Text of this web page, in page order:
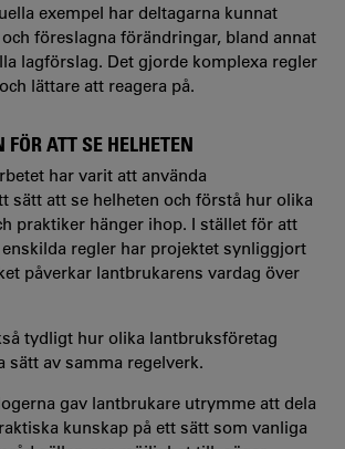
exempel har deltagarna kunnat
föreslagna förändringar, bland annat
lagförslag. Det gjorde komplexa regler
lättare att reagera på.
ATT SE HELHETEN
har varit att använda
sätt att se helheten och förstå hur olika
praktiker hänger ihop. I stället för att
regler har projektet synliggjort
påverkar lantbrukarens vardag över
tydligt hur olika lantbruksföretag
sätt av samma regelverk.
gav lantbrukare utrymme att dela
kunskap på ett sätt som vanliga